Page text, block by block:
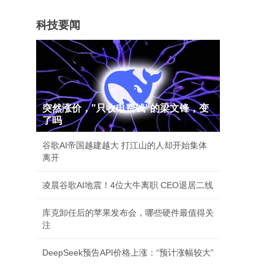
科技要闻
突然涨价，"只收电费钱"的梁文锋，变
了吗
谷歌AI帝国越建越大 打江山的人却开始集体
离开
凌晨谷歌AI地震！4位大牛离职 CEO退居二线
库克卸任后的苹果发布会，哪些硬件最值得关
注
DeepSeek预告API价格上涨：“预计涨幅较大”